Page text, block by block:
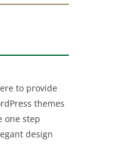
to provide
themes
one step
design